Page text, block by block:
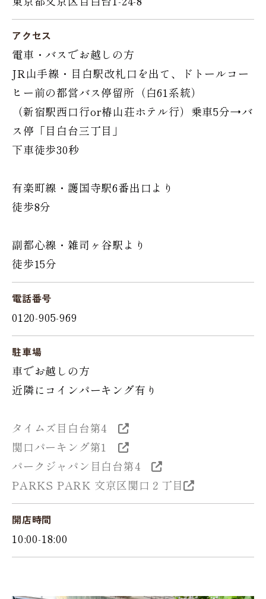
アクセス
電車・バスでお越しの方
JR山手線・目白駅改札口を出て、ドトールコー
ヒー前の都営バス停留所（白61系統）
（新宿駅西口行or椿山荘ホテル行）乗車5分→バ
ス停「目白台三丁目」
下車徒歩30秒
有楽町線・護国寺駅6番出口より
徒歩8分
副都心線・雑司ヶ谷駅より
徒歩15分
電話番号
0120-905-969
駐車場
車でお越しの方
近隣にコインパーキング有り
タイムズ目白台第4
関口パーキング第1
パークジャパン目白台第4
PARKS PARK 文京区関口２丁目
開店時間
10:00-18:00